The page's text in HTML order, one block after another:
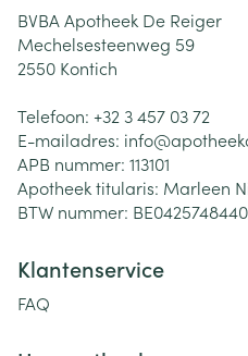
BVBA Apotheek De Reiger
Mechelsesteenweg 59
2550 Kontich
Telefoon: +32 3 457 03 72
E-mailadres: info@
APB nummer: 113101
Apotheek titularis: Marleen
BTW nummer: BE0425748440
Klantenservice
FAQ